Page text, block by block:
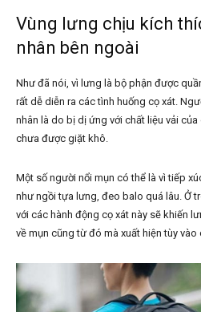
Vùng lưng chịu kích
nhân bên ngoài
Như đã nói, vì lưng là bộ phận được
rất dễ diễn ra các tình huống cọ xát.
nhân là do bị dị ứng với chất liệu vải
chưa được giặt khô.
Một số người nổi mụn có thể là vì tiếp
như ngồi tựa lưng, đeo balo quá lâu. Ở
với các hành động cọ xát này sẽ khiến
về mụn cũng từ đó mà xuất hiện tùy vào